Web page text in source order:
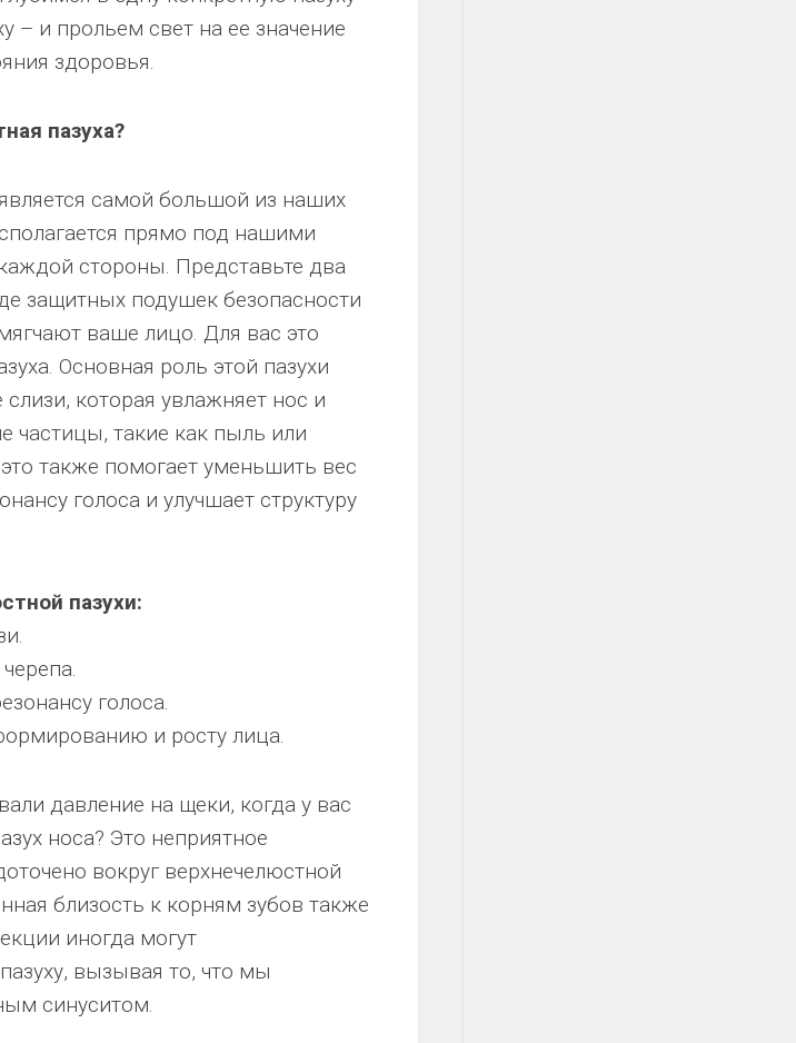
– и прольем свет на ее значение
здоровья.
пазуха?
самой большой из наших
прямо под нашими
стороны. Представьте два
защитных подушек безопасности
ваше лицо. Для вас это
Основная роль этой пазухи
которая увлажняет нос и
частицы, такие как пыль или
также помогает уменьшить вес
голоса и улучшает структуру
пазухи:
голоса.
и росту лица.
давление на щеки, когда у вас
носа? Это неприятное
вокруг верхнечелюстной
близость к корням зубов также
иногда могут
вызывая то, что мы
синуситом.